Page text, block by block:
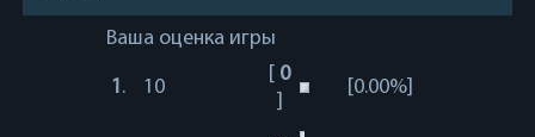
Ваша оценка игры
1. 10
[ 0
]
[0.00%]